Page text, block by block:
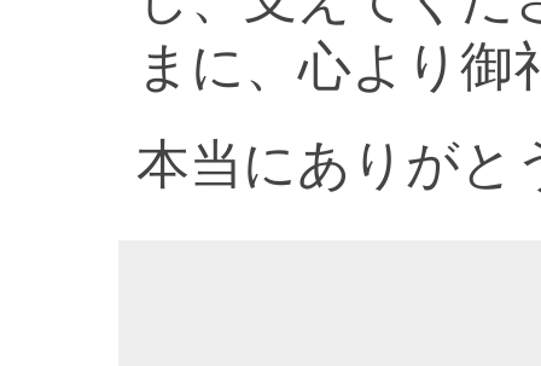
まに、心より御
本当にありがと